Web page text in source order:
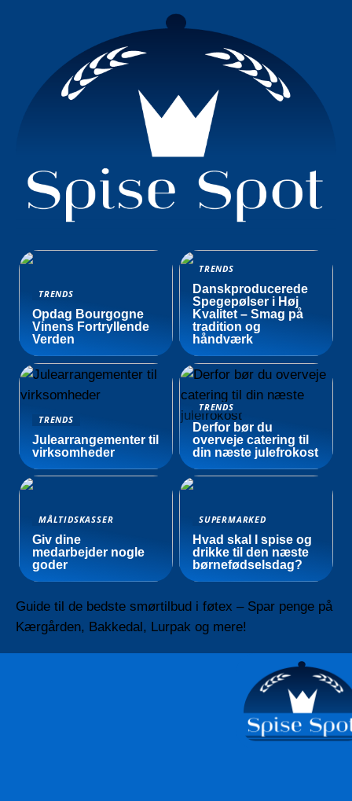
TRENDS
Opdag Bourgogne
Vinens Fortryllende
Verden
TRENDS
Danskproducerede
Spegepølser i Høj
Kvalitet – Smag på
tradition og
håndværk
TRENDS
Julearrangementer til
virksomheder
TRENDS
Derfor bør du
overveje catering til
din næste julefrokost
MÅLTIDSKASSER
Giv dine
medarbejder nogle
goder
SUPERMARKED
Hvad skal I spise og
drikke til den næste
børnefødselsdag?
Guide til de bedste smørtilbud i føtex – Spar penge på
Kærgården, Bakkedal, Lurpak og mere!